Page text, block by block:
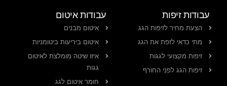
עבודות זיפות
הצעת מחיר לזיפות הגג
מתי כדאי לזפת את הגג
זיפות מקצועי לגגות
זיפות הגג לפני החורף
עבודות איטום
איטום מבנים
איטום ביריעות ביטומניות
איזו שיטה מומלצת לאיטום
גגות
חומר איטום לגג